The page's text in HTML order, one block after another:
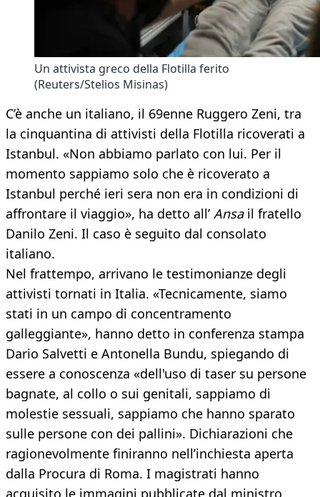
Un attivista greco della Flotilla ferito
(Reuters/Stelios Misinas)
C’è anche un italiano, il 69enne Ruggero Zeni, tra
la cinquantina di attivisti della Flotilla ricoverati a
Istanbul. «Non abbiamo parlato con lui. Per il
momento sappiamo solo che è ricoverato a
Istanbul perché ieri sera non era in condizioni di
affrontare il viaggio», ha detto all’ Ansail fratello
Danilo Zeni. Il caso è seguito dal consolato
italiano.
Nel frattempo, arrivano le testimonianze degli
attivisti tornati in Italia. «Tecnicamente, siamo
stati in un campo di concentramento
galleggiante», hanno detto in conferenza stampa
Dario Salvetti e Antonella Bundu, spiegando di
essere a conoscenza «dell'uso di taser su persone
bagnate, al collo o sui genitali, sappiamo di
molestie sessuali, sappiamo che hanno sparato
sulle persone con dei pallini». Dichiarazioni che
ragionevolmente finiranno nell’inchiesta aperta
dalla Procura di Roma. I magistrati hanno
acquisito le immagini pubblicate dal ministro